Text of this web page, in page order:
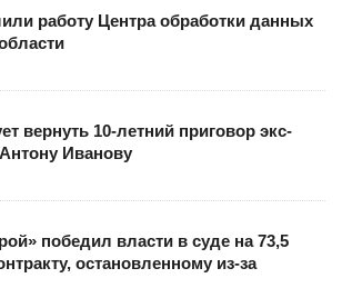
работу Центра обработки данных
вернуть 10-летний приговор экс-
Иванову
победил власти в суде на 73,5
остановленному из-за